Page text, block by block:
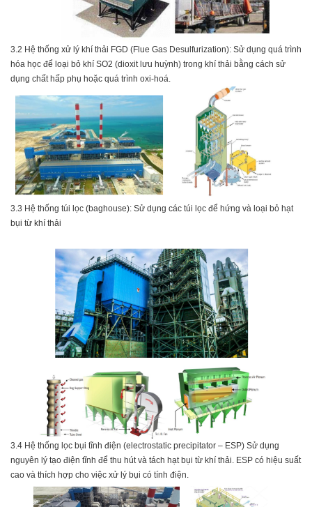
3.2 Hệ thống xử lý khí thải FGD (Flue Gas Desulfurization): Sử dụng quá trình
hóa học để loại bỏ khí SO2 (dioxit lưu huỳnh) trong khí thải bằng cách sử
dụng chất hấp phụ hoặc quá trình oxi-hoá.
3.3 Hệ thống túi lọc (baghouse): Sử dụng các túi lọc để hứng và loại bỏ hạt
bụi từ khí thải
3.4 Hệ thống lọc bụi tĩnh điện (electrostatic precipitator – ESP) Sử dụng
nguyên lý tạo điện tĩnh để thu hút và tách hạt bụi từ khí thải. ESP có hiệu suất
cao và thích hợp cho việc xử lý bụi có tính điện.